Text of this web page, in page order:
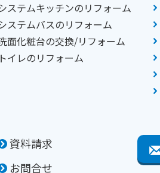
ステムキッチンのリフォーム
ステムバスのリフォーム
面化粧台の交換/リフォーム
トイレのリフォーム
資料請求
お問合せ